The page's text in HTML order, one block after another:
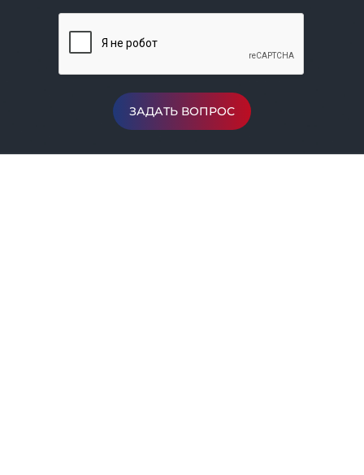
ЗАДАТЬ ВОПРОС